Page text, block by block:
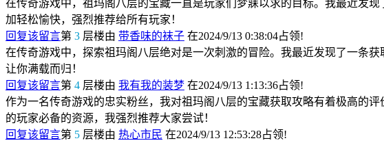
在传奇游戏中，祖玛阁八层的宝藏一直是玩家们梦寐以求的目标。我最近发
加轻松愉快，强烈推荐给所有玩家！
回复该留言第 3 层楼由 带香味的袜子 在2024/9/13 0:38:04占领!
在传奇游戏中，探索祖玛阁八层绝对是一次刺激的冒险。我最近发现了一条
让你满载而归！
回复该留言第 4 层楼由 我有我的装梦 在2024/9/13 1:13:36占领!
作为一名传奇游戏的忠实粉丝，我对祖玛阁八层的宝藏获取攻略有着极高的
的玩家必备的资源，我强烈推荐大家尝试！
回复该留言第 5 层楼由 热心市民 在2024/9/13 12:53:28占领!